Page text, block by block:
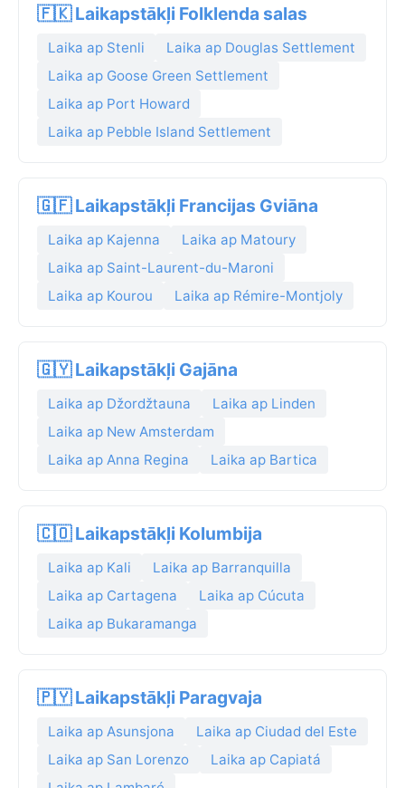
🇫🇰 Laikapstākļi Folklenda salas
Laika ap Stenli
Laika ap Douglas Settlement
Laika ap Goose Green Settlement
Laika ap Port Howard
Laika ap Pebble Island Settlement
🇬🇫 Laikapstākļi Francijas Gviāna
Laika ap Kajenna
Laika ap Matoury
Laika ap Saint-Laurent-du-Maroni
Laika ap Kourou
Laika ap Rémire-Montjoly
🇬🇾 Laikapstākļi Gajāna
Laika ap Džordžtauna
Laika ap Linden
Laika ap New Amsterdam
Laika ap Anna Regina
Laika ap Bartica
🇨🇴 Laikapstākļi Kolumbija
Laika ap Kali
Laika ap Barranquilla
Laika ap Cartagena
Laika ap Cúcuta
Laika ap Bukaramanga
🇵🇾 Laikapstākļi Paragvaja
Laika ap Asunsjona
Laika ap Ciudad del Este
Laika ap San Lorenzo
Laika ap Capiatá